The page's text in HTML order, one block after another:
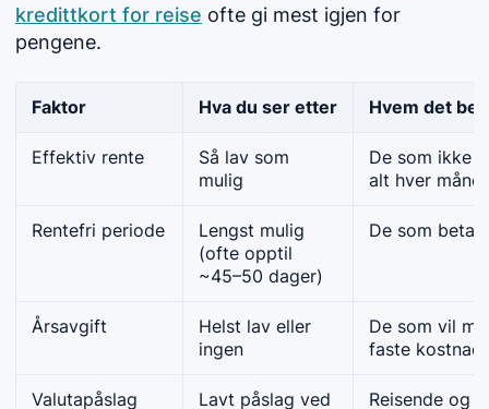
kredittkort for reise ofte gi mest igjen for
pengene.
Faktor Hva du ser etter Hvem det
Effektiv rente
Så lav som
mulig
De som ikke
alt hver
Rentefri periode
Lengst mulig
(ofte opptil
~45–50 dager)
De som
Årsavgift
Helst lav eller
ingen
De som vil
faste
Valutapåslag Lavt påslag ved Reisende og